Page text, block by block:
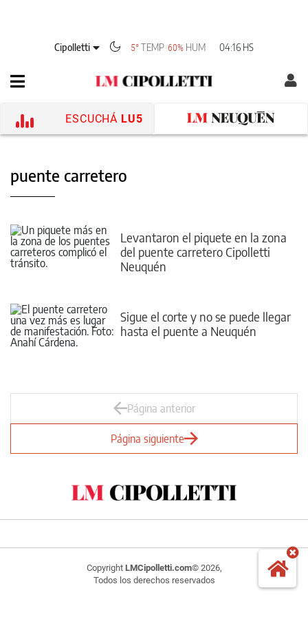
Cipolletti 5°TEMP 60% HUM 04:16 HS
ESCUCHÁ LU5
puente carretero
Levantaron el piquete en la zona
del puente carretero Cipolletti
Neuquén
Sigue el corte y no se puede llegar
hasta el puente a Neuquén
Página anterior
Página siguiente
Copyright LMCipolletti.com© 2026,
Todos los derechos reservados